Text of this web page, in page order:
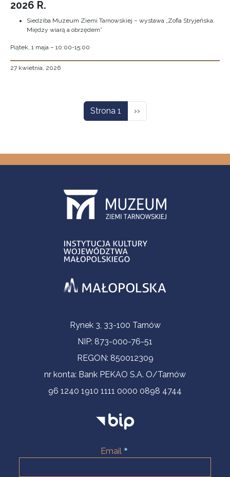
2026 R.
Siedziba Muzeum Ziemi Tarnowskiej – wystawa „Zofia Stryjeńska.
Między wiarą a obrzędem”
Piątek, 1 maja – 10:00-15:00
27 kwietnia, 2026
Strona 1 Następna strona
››
Informacje kontaktoweRynek 3, 33-100 Tarnów
NIP: 873-000-76-51
REGON: 850012309
nr konta: Bank PEKAO S.A. O/Tarnów
96 1240 1910 1111 0000 0898 4744
Email